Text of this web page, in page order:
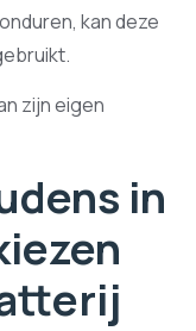
kan deze
zijn eigen
in